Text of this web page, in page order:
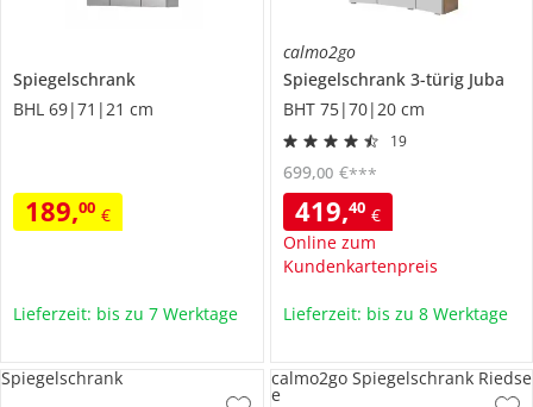
Spiegelschrank
BHL 69|71|21 cm
189,00 €
Lieferzeit: bis zu 7 Werktage
calmo2go
Spiegelschrank 3-türig Juba
BHT 75|70|20 cm
19
419,40 €
Online zum
Kundenkartenpreis
699,00 €***
Lieferzeit: bis zu 8 Werktage
Spiegelschrank calmo2go Spiegelschrank Riedse
e